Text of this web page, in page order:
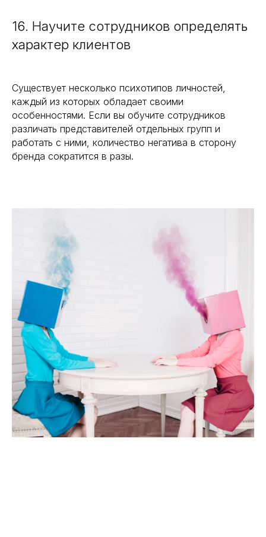
16. Научите сотрудников определять
характер клиентов
Существует несколько психотипов личностей,
каждый из которых обладает своими
особенностями. Если вы обучите сотрудников
различать представителей отдельных групп и
работать с ними, количество негатива в сторону
бренда сократится в разы.